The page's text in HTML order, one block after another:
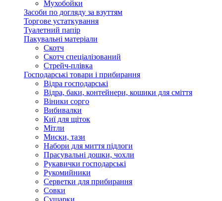
Мухобойки
Засоби по догляду за взуттям
Торгове устаткування
Туалетний папір
Пакувальні матеріали
Скотч
Скотч спеціалізований
Стрейч-плівка
Господарські товари і прибирання
Відра господарські
Відра, баки, контейнери, кошики для сміття
Віники сорго
Вибивалки
Киї для щіток
Мітли
Миски, тази
Набори для миття підлоги
Прасувальні дошки, чохли
Рукавички господарські
Рукомийники
Серветки для прибирання
Совки
Сушарки